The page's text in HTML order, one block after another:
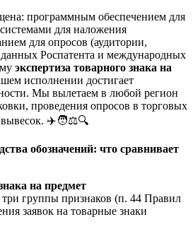
программным обеспечением для
для наложения
для опросов (аудитории,
Роспатента и международных
экспертиза товарного знака на
исполнении достигает
Мы вылетаем в любой регион
проведения опросов в торговых
вывесок. ✈️🧑⚖️🔍
обозначений: что сравнивает
на предмет
три группы признаков (п. 44 Правил
заявок на товарные знаки